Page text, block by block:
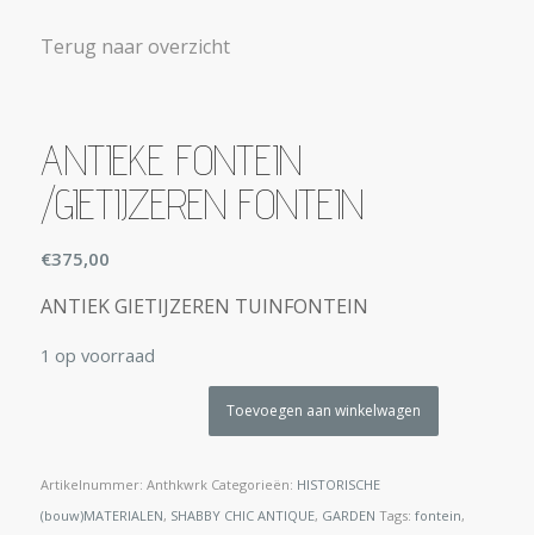
Terug naar overzicht
ANTIEKE FONTEIN
/GIETIJZEREN FONTEIN
€375,00
ANTIEK GIETIJZEREN TUINFONTEIN
1 op voorraad
Toevoegen aan winkelwagen
Artikelnummer: Anthkwrk Categorieën: HISTORISCHE
(bouw)MATERIALEN, SHABBY CHIC ANTIQUE, GARDEN Tags: fontein,